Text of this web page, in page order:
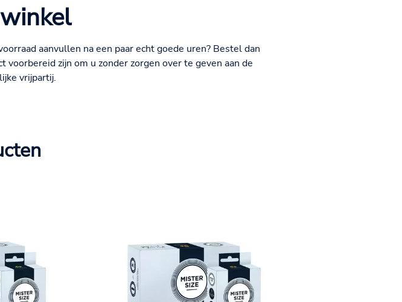
aanvullen na een paar echt goede uren? Bestel dan
zijn om u zonder zorgen over te geven aan de
vrijpartij.